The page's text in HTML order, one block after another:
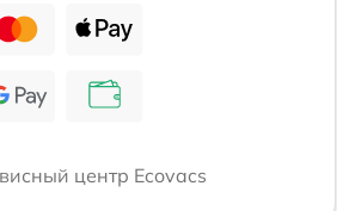
центр Ecovacs